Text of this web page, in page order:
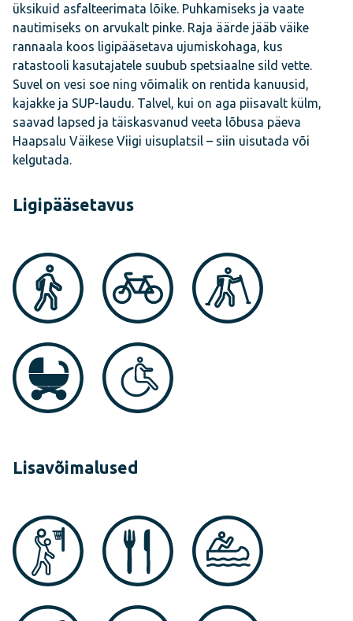
üksikuid asfalteerimata lõike. Puhkamiseks ja vaate
nautimiseks on arvukalt pinke. Raja äärde jääb väike
rannaala koos ligipääsetava ujumiskohaga, kus
ratastooli kasutajatele suubub spetsiaalne sild vette.
Suvel on vesi soe ning võimalik on rentida kanuusid,
kajakke ja SUP-laudu. Talvel, kui on aga piisavalt külm,
saavad lapsed ja täiskasvanud veeta lõbusa päeva
Haapsalu Väikese Viigi uisuplatsil – siin uisutada või
kelgutada.
Ligipääsetavus
Lisavõimalused